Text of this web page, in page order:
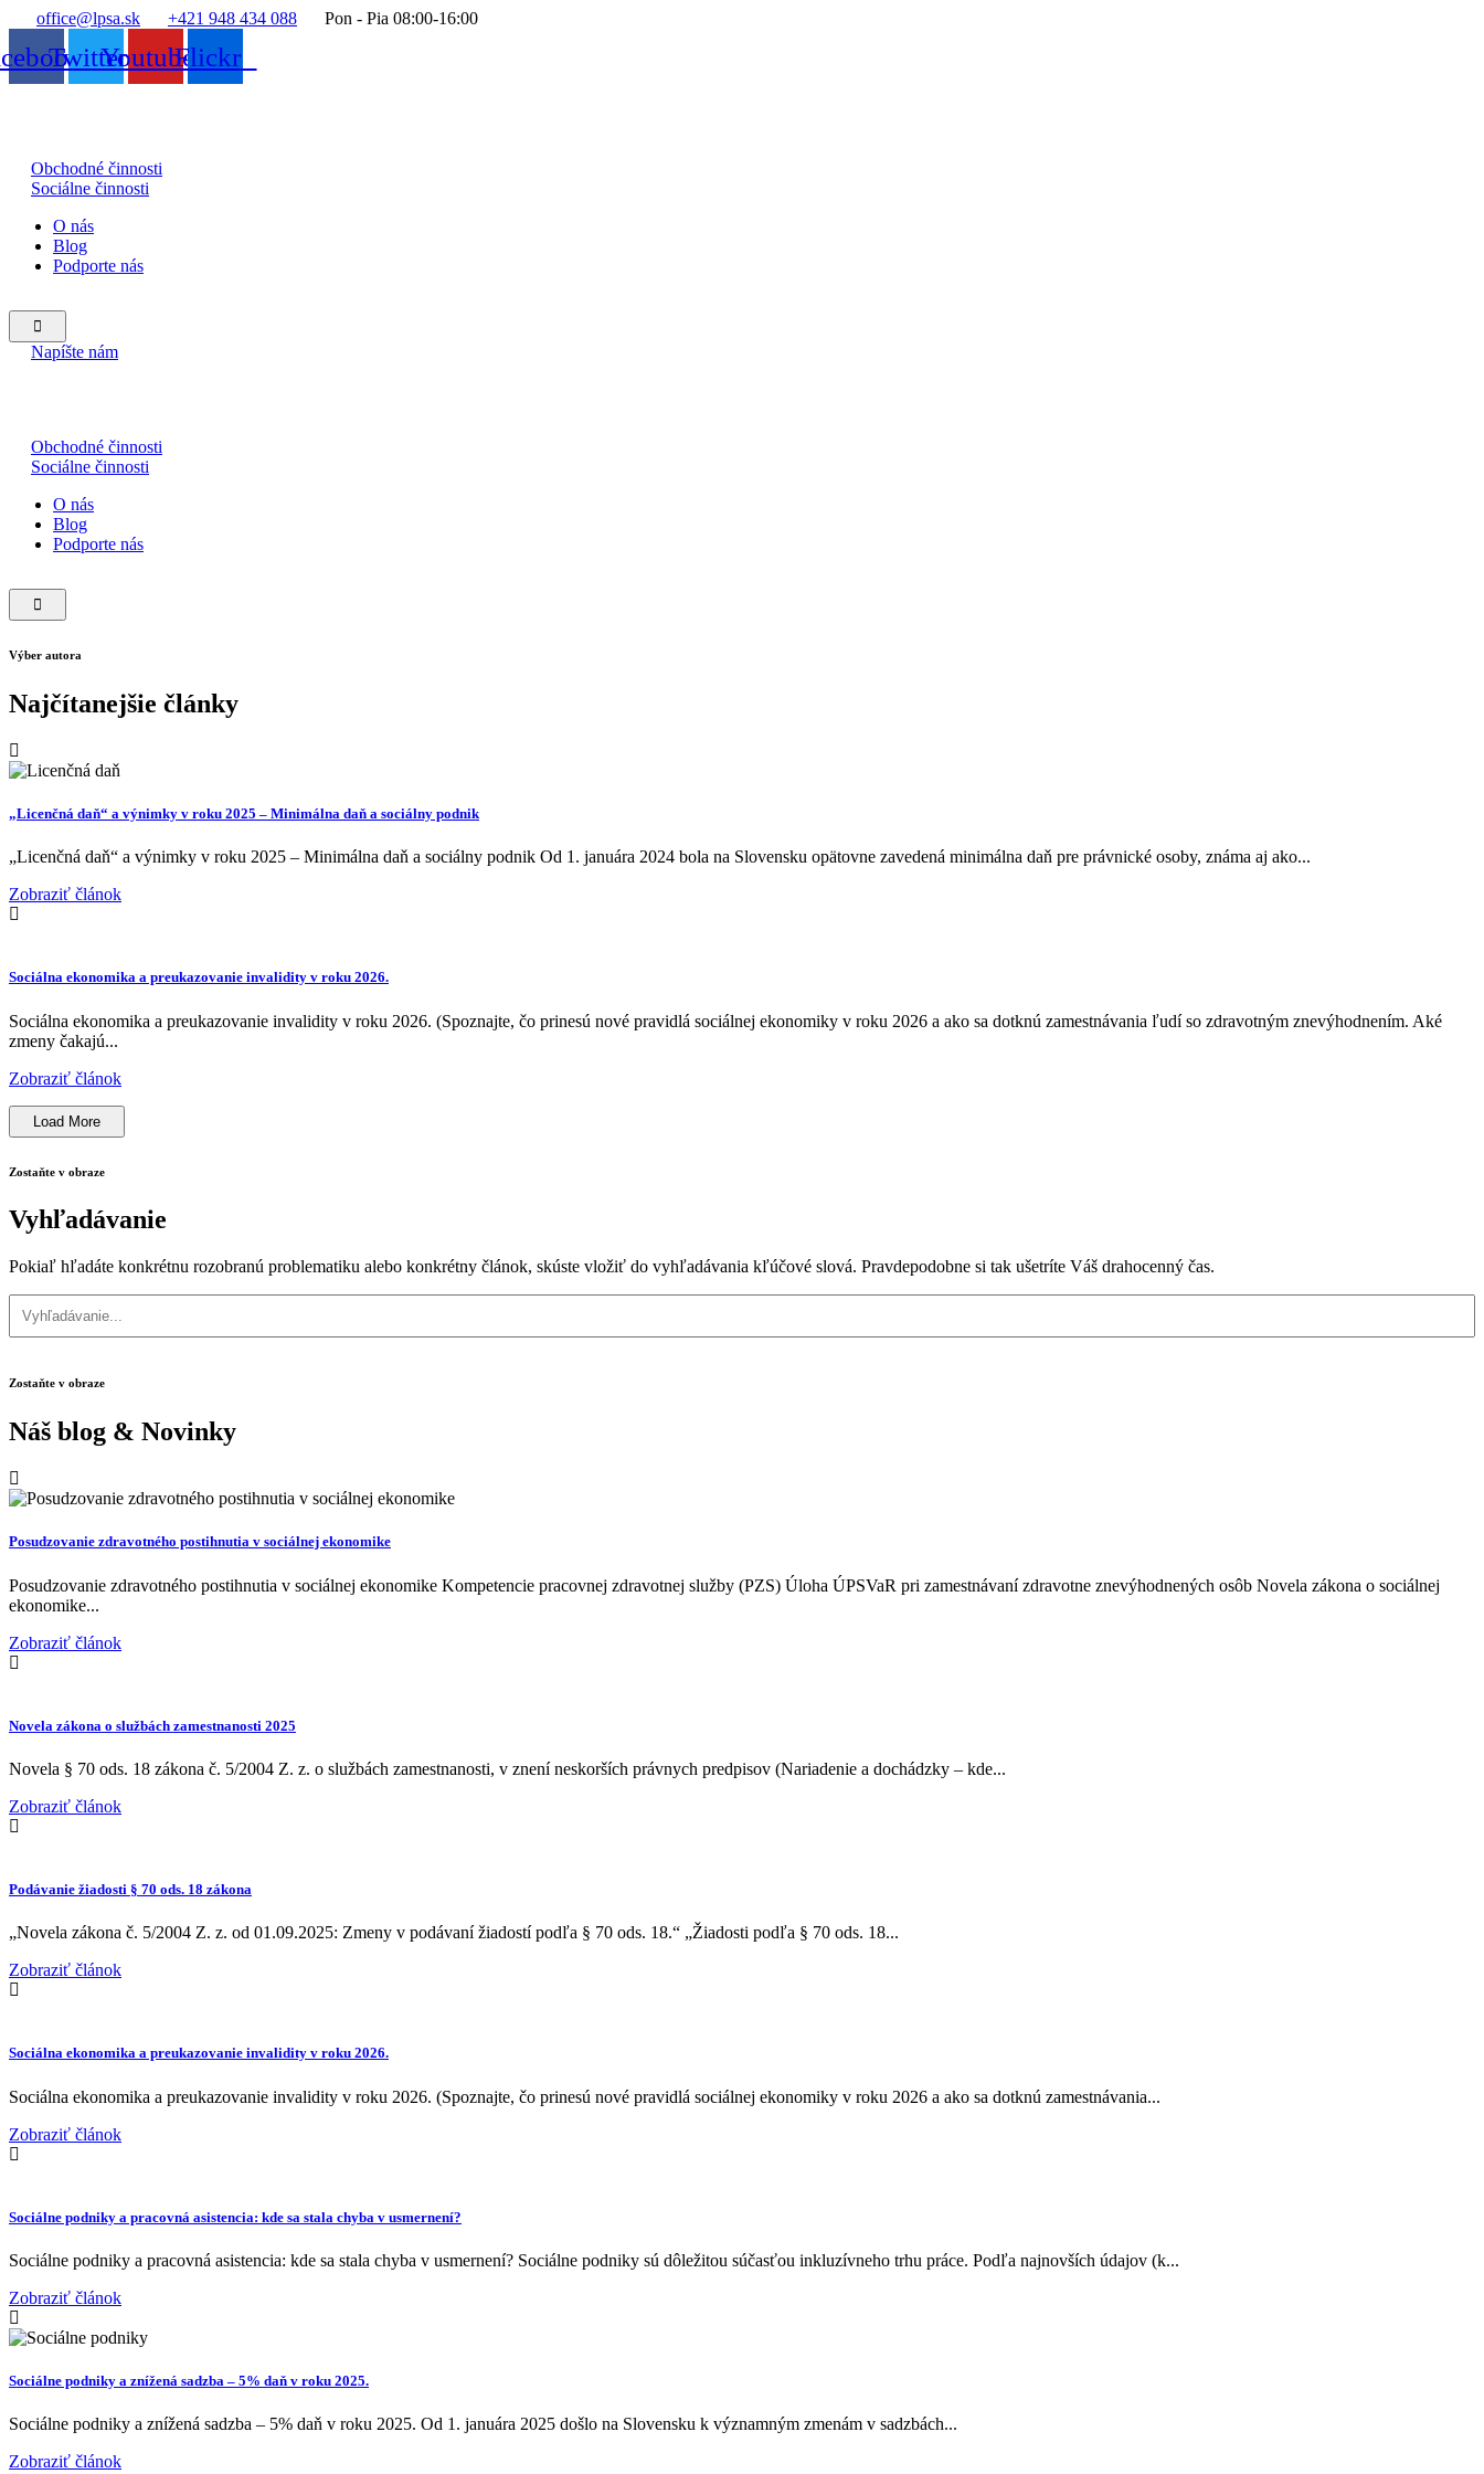
office@lpsa.sk +421 948 434 088 Pon - Pia 08:00-16:00
TwitterYoutubeFlickr
Obchodné činnosti
Sociálne činnosti
O nás
Blog
Podporte nás
Hamburger
Toggle
Menu
Napíšte nám
Obchodné činnosti
Sociálne činnosti
O nás
Blog
Podporte nás
Hamburger
Toggle
Výber autora
Najčítanejšie články
„Licenčná daň“ a výnimky v roku 2025 – Minimálna daň a sociálny podnik
„Licenčná daň“ a výnimky v roku 2025 – Minimálna daň a sociálny podnik Od 1. januára 2024 bola na Slovensku opätovne zavedená minimálna daň pre právnické osoby, známa aj ako...
Zobraziť článok
Sociálna ekonomika a preukazovanie invalidity v roku 2026.
Sociálna ekonomika a preukazovanie invalidity v roku 2026. (Spoznajte, čo prinesú nové pravidlá sociálnej ekonomiky v roku 2026 a ako sa dotknú zamestnávania ľudí so zdravotným znevýhodnením. Aké
zmeny čakajú...
Zobraziť článok
Load More
Zostaňte v obraze
Vyhľadávanie
Pokiaľ hľadáte konkrétnu rozobranú problematiku alebo konkrétny článok, skúste vložiť do vyhľadávania kľúčové slová. Pravdepodobne si tak ušetríte Váš drahocenný čas.
Zostaňte v obraze
Náš blog & Novinky
Posudzovanie zdravotného postihnutia v sociálnej ekonomike
Posudzovanie zdravotného postihnutia v sociálnej ekonomike Kompetencie pracovnej zdravotnej služby (PZS) Úloha ÚPSVaR pri zamestnávaní zdravotne znevýhodnených osôb Novela zákona o sociálnej
ekonomike...
Zobraziť článok
Novela zákona o službách zamestnanosti 2025
Novela § 70 ods. 18 zákona č. 5/2004 Z. z. o službách zamestnanosti, v znení neskorších právnych predpisov (Nariadenie a dochádzky – kde...
Zobraziť článok
Podávanie žiadosti § 70 ods. 18 zákona
„Novela zákona č. 5/2004 Z. z. od 01.09.2025: Zmeny v podávaní žiadostí podľa § 70 ods. 18.“ „Žiadosti podľa § 70 ods. 18...
Zobraziť článok
Sociálna ekonomika a preukazovanie invalidity v roku 2026.
Sociálna ekonomika a preukazovanie invalidity v roku 2026. (Spoznajte, čo prinesú nové pravidlá sociálnej ekonomiky v roku 2026 a ako sa dotknú zamestnávania...
Zobraziť článok
Sociálne podniky a pracovná asistencia: kde sa stala chyba v usmernení?
Sociálne podniky a pracovná asistencia: kde sa stala chyba v usmernení? Sociálne podniky sú dôležitou súčasťou inkluzívneho trhu práce. Podľa najnovších údajov (k...
Zobraziť článok
Sociálne podniky a znížená sadzba – 5% daň v roku 2025.
Sociálne podniky a znížená sadzba – 5% daň v roku 2025. Od 1. januára 2025 došlo na Slovensku k významným zmenám v sadzbách...
Zobraziť článok